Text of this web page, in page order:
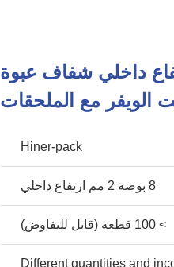
2 مم ارتفاع داخلي شفاف عبوة
الويفر مع الملحقات
Hiner-pack
8 بوصة 2 مم ارتفاع داخلي
> 100 قطعة (قابل للتفاوض)
4.8~6.8(Different quantities and